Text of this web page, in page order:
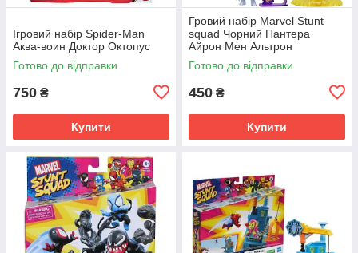
Ігровий набір Spider-Man
Аква-воин Доктор Октопус
Готово до відправки
750 ₴
Купити
Гровий набір Marvel Stunt
squad Чорний Пантера
Айрон Мен Альтрон
Готово до відправки
450 ₴
Купити